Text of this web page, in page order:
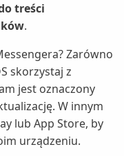
treści
.
Zarówno
skorzystaj z
jest oznaczony
W innym
lub App Store, by
urządzeniu.